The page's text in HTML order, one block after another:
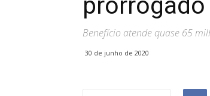
Benefício atende quase 65
30 de junho de 2020